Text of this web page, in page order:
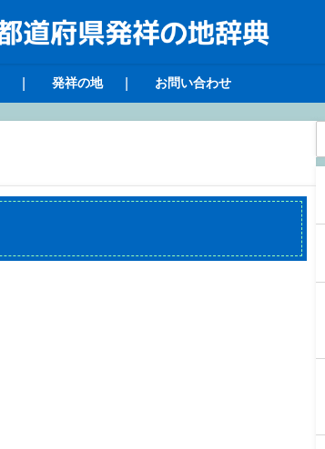
発祥の地 お問い合わせ